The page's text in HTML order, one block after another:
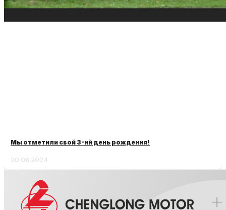
Мы отметили свой 3-ий день рождения!
30.08.2024